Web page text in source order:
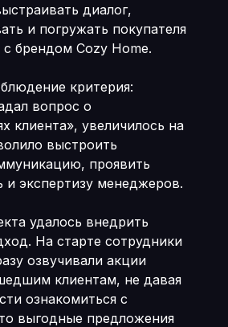
диалог,
и погружать покупателя
брендом Cozy Home.
критерия:
вопрос о
клиента», увеличилось на
выстроить
проявить
и экспертизу менеджеров.
удалось внедрить
На старте сотрудники
озвучивали акции
клиентам, не давая
ознакомиться с
выгодные предложения